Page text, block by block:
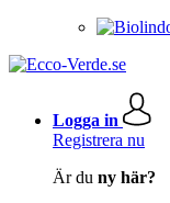
Logga in
Registrera nu
Är du ny här?